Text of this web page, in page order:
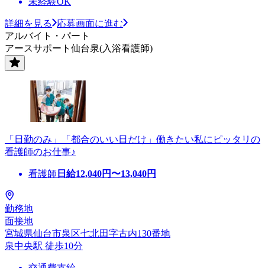
詳細を見る
応募画面に進む
アルバイト・パート
アースサポート仙台泉(入浴看護師)
「日勤のみ」「都合のいい日だけ」働きたい私にピッタリの
看護師のお仕事♪
看護師 日給12,040円〜13,040円
勤務地
面接地
宮城県仙台市泉区七北田字古内130番地
泉中央駅 徒歩10分